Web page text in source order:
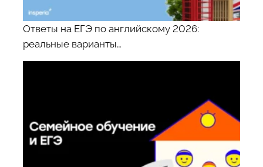
Ответы на ЕГЭ по английскому 2026:
реальные варианты…